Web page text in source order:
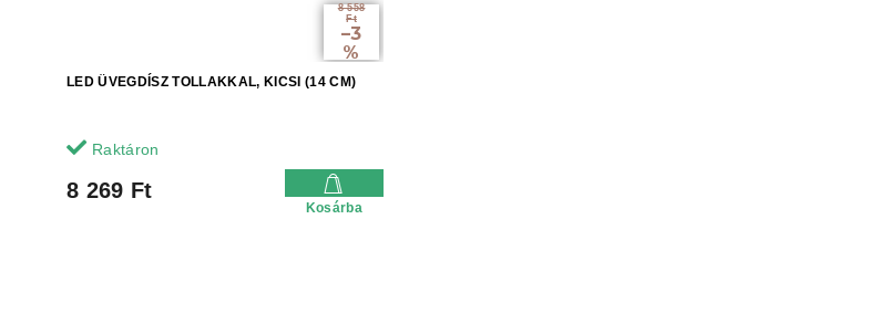
8 558
Ft
–3
%
LED ÜVEGDÍSZ TOLLAKKAL, KICSI (14 CM)
Raktáron
8 269 Ft
Kosárba